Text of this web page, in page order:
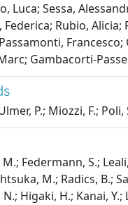
Luca; Sessa,
Rubio, Alicia;
Francesco;
Gambacorti-
P.; Miozzi, F.; Poli,
Federmann, S.;
M.; Radics, B.;
Higaki, H.; Kanai, Y.;